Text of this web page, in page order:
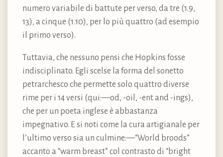
numero variabile di battute per verso, da tre (1.9,
13), a cinque (1.10), per lo più quattro (ad esempio
il primo verso).
Tuttavia, che nessuno pensi che Hopkins fosse
indisciplinato. Egli scelse la forma del sonetto
petrarchesco che permette solo quattro diverse
rime per i 14 versi (qui: —od, -oil, -ent and -ings),
che per un poeta inglese è abbastanza
impegnativo. E si noti come la cura artigianale per
l’ultimo verso sia un culmine: —“World broods”
accanto a “warm breast” col contrasto di “bright